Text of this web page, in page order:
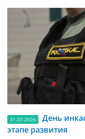
31.07.2026
День
этапе развития